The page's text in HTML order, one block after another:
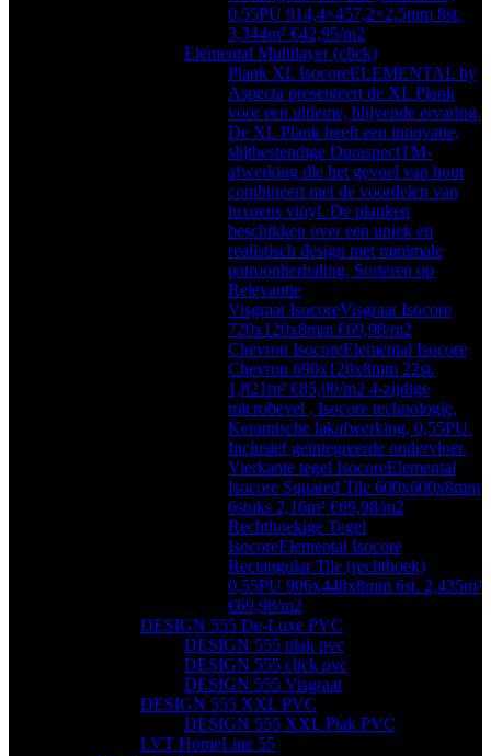
0,55PU 914,4×457,2×2,5mm 8st.
3,344m² €42,95/m2
Elemental Multilayer (click)
Plank XL IsocoreELEMENTAL by
Aspecta presenteert de XL Plank
voor een ultieme, blijvende ervaring.
De XL Plank heeft een innovatie,
slijtbestendige DuraspectTM-
afwerking die het gevoel van hout
combineert met de voordelen van
luxueus vinyl. De planken
beschikken over een uniek en
realistisch design met minimale
patroonherhaling. Sorteren op
Relevantie
Visgraat IsocoreVisgraat Isocore
720x120x8mm €69,98/m2
Chevron IsocoreElemental Isocore
Chevron 690x120x8mm 22st.
1,821m² €85,00/m2 4-zijdige
microbevel , Isocore technologie,
Keramische lakafwerking, 0,55PU.
Inclusief geïntegreerde ondervloer.
Vierkante tegel IsocoreElemental
Isocore Squared Tile 600x600x8mm
6stuks 2,16m² €69,98/m2
Rechthoekige Tegel
IsocoreElemental Isocore
Rectangular Tile (rechthoek)
0,55PU 906x448x8mm 6st. 2,435m²
€69,98/m2
DESIGN 555 De-Luxe PVC
DESIGN 555 plak pvc
DESIGN 555 click pvc
DESIGN 555 Visgraat
DESIGN 555 XXL PVC
DESIGN 555 XXL Plak PVC
LVT HomeLine 55